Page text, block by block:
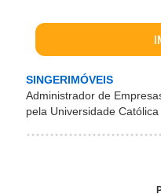
SINGERIMÓVEIS
Administrador de
pela Universidade